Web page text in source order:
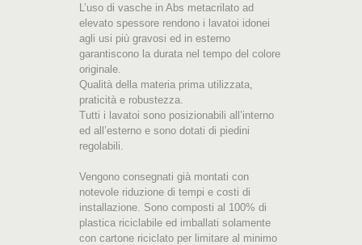
L’uso di vasche in Abs metacrilato ad
elevato spessore rendono i lavatoi idonei
agli usi più gravosi ed in esterno
garantiscono la durata nel tempo del colore
originale.
Qualità della materia prima utilizzata,
praticità e robustezza.
Tutti i lavatoi sono posizionabili all’interno
ed all’esterno e sono dotati di piedini
regolabili.
Vengono consegnati già montati con
notevole riduzione di tempi e costi di
installazione. Sono composti al 100% di
plastica riciclabile ed imballati solamente
con cartone riciclato per limitare al minimo